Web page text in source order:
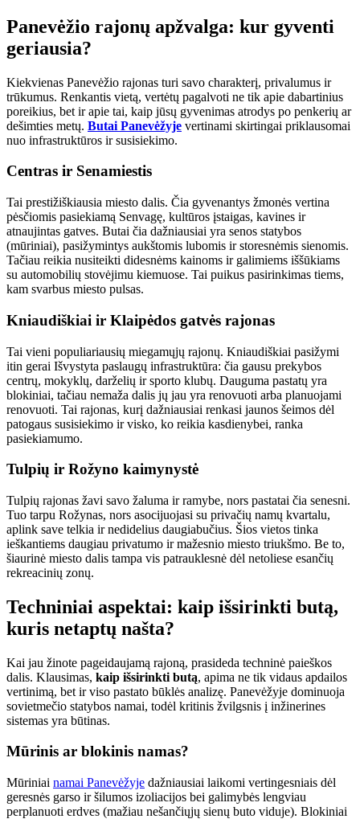
Panevėžio rajonų apžvalga: kur gyventi
geriausia?
Kiekvienas Panevėžio rajonas turi savo charakterį, privalumus ir
trūkumus. Renkantis vietą, vertėtų pagalvoti ne tik apie dabartinius
poreikius, bet ir apie tai, kaip jūsų gyvenimas atrodys po penkerių ar
dešimties metų. Butai Panevėžyje vertinami skirtingai priklausomai
nuo infrastruktūros ir susisiekimo.
Centras ir Senamiestis
Tai prestižiškiausia miesto dalis. Čia gyvenantys žmonės vertina
pėsčiomis pasiekiamą Senvagę, kultūros įstaigas, kavines ir
atnaujintas gatves. Butai čia dažniausiai yra senos statybos
(mūriniai), pasižymintys aukštomis lubomis ir storesnėmis sienomis.
Tačiau reikia nusiteikti didesnėms kainoms ir galimiems iššūkiams
su automobilių stovėjimu kiemuose. Tai puikus pasirinkimas tiems,
kam svarbus miesto pulsas.
Kniaudiškiai ir Klaipėdos gatvės rajonas
Tai vieni populiariausių miegamųjų rajonų. Kniaudiškiai pasižymi
itin gerai Išvystyta paslaugų infrastruktūra: čia gausu prekybos
centrų, mokyklų, darželių ir sporto klubų. Dauguma pastatų yra
blokiniai, tačiau nemaža dalis jų jau yra renovuoti arba planuojami
renovuoti. Tai rajonas, kurį dažniausiai renkasi jaunos šeimos dėl
patogaus susisiekimo ir visko, ko reikia kasdienybei, ranka
pasiekiamumo.
Tulpių ir Rožyno kaimynystė
Tulpių rajonas žavi savo žaluma ir ramybe, nors pastatai čia senesni.
Tuo tarpu Rožynas, nors asocijuojasi su privačių namų kvartalu,
aplink save telkia ir nedidelius daugiabučius. Šios vietos tinka
ieškantiems daugiau privatumo ir mažesnio miesto triukšmo. Be to,
šiaurinė miesto dalis tampa vis patrauklesnė dėl netoliese esančių
rekreacinių zonų.
Techniniai aspektai: kaip išsirinkti butą,
kuris netaptų našta?
Kai jau žinote pageidaujamą rajoną, prasideda techninė paieškos
dalis. Klausimas, kaip išsirinkti butą, apima ne tik vidaus apdailos
vertinimą, bet ir viso pastato būklės analizę. Panevėžyje dominuoja
sovietmečio statybos namai, todėl kritinis žvilgsnis į inžinerines
sistemas yra būtinas.
Mūrinis ar blokinis namas?
Mūriniai namai Panevėžyje dažniausiai laikomi vertingesniais dėl
geresnės garso ir šilumos izoliacijos bei galimybės lengviau
perplanuoti erdves (mažiau nešančiųjų sienų buto viduje). Blokiniai